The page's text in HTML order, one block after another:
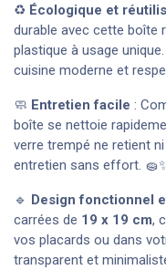
♻️ Écologique et
durable avec cette boîte
plastique à usage
cuisine moderne et
🧼 Entretien facile :
boîte se nettoie
verre trempé ne retient
entretien sans effort.
🔹 Design fonctionnel
carrées de 19 x 19 cm,
vos placards ou dans
transparent et